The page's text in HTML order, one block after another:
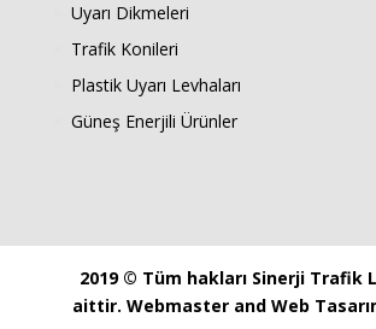
Uyarı Dikmeleri
Trafik Konileri
Plastik Uyarı Levhaları
Güneş Enerjili Ürünler
2019 © Tüm hakları Sinerji Trafik
aittir.Webmaster andWeb